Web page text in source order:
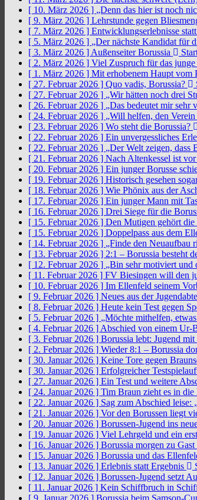
[ 10. März 2026 ] „Denn das hier ist noch
[ 9. März 2026 ] Lehrstunde gegen
[ 7. März 2026 ] Entwicklungserlebnisse
[ 5. März 2026 ] „Der nächste Kandidat für
[ 3. März 2026 ] Außenseiter Borussia
[ 2. März 2026 ] Viel Zuspruch für das junge
[ 1. März 2026 ] Mit erhobenem Haupt vom
[ 27. Februar 2026 ] Quo vadis, Borussia?
[ 27. Februar 2026 ] „Wir hätten noch drei
[ 26. Februar 2026 ] „Das bedeutet mir sehr
[ 24. Februar 2026 ] „Will helfen, den
[ 23. Februar 2026 ] Wo steht die Borussia?
[ 22. Februar 2026 ] Ein unvergessliches
[ 22. Februar 2026 ] „Der Welt zeigen, dass
[ 21. Februar 2026 ] Nach Altenkessel ist
[ 20. Februar 2026 ] Ein junger Borusse
[ 19. Februar 2026 ] Historisch gesehen
[ 18. Februar 2026 ] Wie Phönix aus der
[ 17. Februar 2026 ] Ein junger Mann mit
[ 16. Februar 2026 ] Drei Siege für die
[ 15. Februar 2026 ] Den Mutigen gehört die
[ 15. Februar 2026 ] Doppelpass aus dem
[ 14. Februar 2026 ] „Finde den Neuaufbau
[ 13. Februar 2026 ] 2:1 – Borussia besteht
[ 12. Februar 2026 ] „Bin sehr motiviert und
[ 11. Februar 2026 ] FV Biesingen will den
[ 10. Februar 2026 ] Im Ellenfeld seinem
[ 9. Februar 2026 ] Neues aus der
[ 8. Februar 2026 ] Heute kein Test gegen
[ 5. Februar 2026 ] „Möchte mithelfen,
[ 4. Februar 2026 ] Abschied von einem Ur-
[ 3. Februar 2026 ] Borussia lebt: Jugend
[ 2. Februar 2026 ] Wieder 8:1 – Borussia
[ 30. Januar 2026 ] Keine Tore gegen
[ 30. Januar 2026 ] Erfolgreicher
[ 27. Januar 2026 ] Ein Test und weitere
[ 24. Januar 2026 ] Tim Braun zieht es in die
[ 22. Januar 2026 ] Sag zum Abschied leise:
[ 21. Januar 2026 ] Vor den Borussen liegt
[ 20. Januar 2026 ] Borussen-Jugend ins
[ 19. Januar 2026 ] Viel Lehrgeld und ein
[ 16. Januar 2026 ] Borussia morgen zu
[ 15. Januar 2026 ] Borussia und das
[ 13. Januar 2026 ] Erlebnis statt Ergebnis
[ 12. Januar 2026 ] Borussen-Jugend setzt
[ 11. Januar 2026 ] Kein Schiffbruch in
[ 9. Januar 2026 ] Borussia beim Samson-